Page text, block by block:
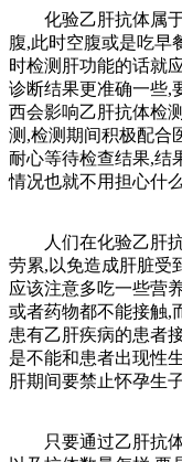
化验乙肝抗体属于
腹,此时空腹或是吃早
时检测肝功能的话就
诊断结果更准确一些,
西会影响乙肝抗体检
测,检测期间积极配合
耐心等待检查结果,结
情况也就不用担心什
人们在化验乙肝抗
劳累,以免造成肝脏受
应该注意多吃一些营
或者药物都不能接触,
患有乙肝疾病的患者
是不能和患者出现性
肝期间要禁止怀孕生
只要通过乙肝抗体